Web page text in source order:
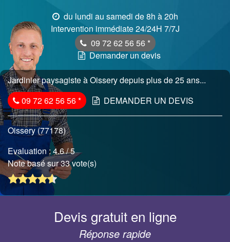
du lundi au samedi de 8h à 20h
Intervention immédiate 24/24H 7/7J
09 72 62 56 56 *
Demander un devis
Jardinier paysagiste à Oissery depuis plus de 25 ans...
09 72 62 56 56* DEMANDER UN DEVIS
Oissery (77178)
Evaluation :4.6/ 5
Note basé sur 33 vote(s)
Devis gratuit en ligne
Réponse rapide